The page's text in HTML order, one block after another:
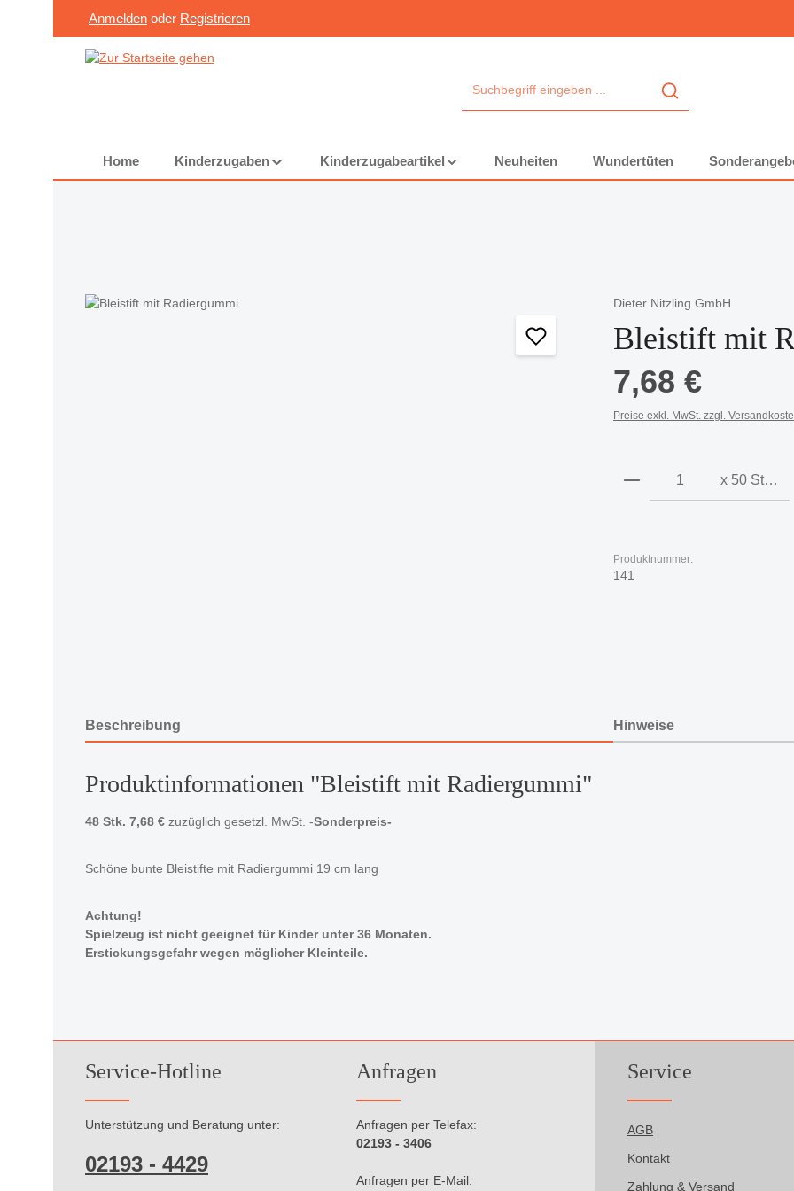
Zum Hauptinhalt springen
Zur Suche springen
Zur Hauptnavigation springen
Anmelden oder Registrieren
Home Kinderzugaben Kinderzugabeartikel Neuheiten Wundertüten
Bildergalerie überspringen Dieter Nitzling GmbH
Bleistift mit
7,68 €
Preise exkl. MwSt. zzgl.
Produkt Anzahl:
x 50 Stück
Produktnummer:
141
Beschreibung Hinweise
Produktinformationen "Bleistift mit Radiergummi"
48 Stk. 7,68 € zuzüglich gesetzl. MwSt. -Sonderpreis-
Schöne bunte Bleistifte mit Radiergummi 19 cm lang
Achtung!
Spielzeug ist nicht geeignet für Kinder unter 36 Monaten.
Erstickungsgefahr wegen möglicher Kleinteile.
Service-Hotline
Unterstützung und Beratung unter:
02193 - 4429
Anfragen
Anfragen per Telefax:
02193 - 3406
Anfragen per E-Mail:
Service
AGB
Kontakt
Zahlung & Versand